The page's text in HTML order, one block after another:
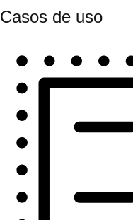
Casos de uso